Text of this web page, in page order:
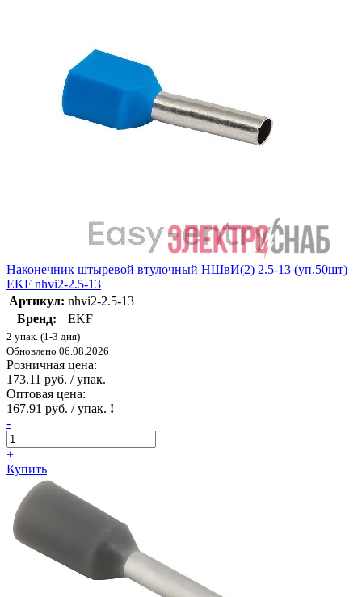
Наконечник штыревой втулочный НШвИ(2) 2.5-13 (уп.50шт)
EKF nhvi2-2.5-13
Артикул: nhvi2-2.5-13
Бренд:
EKF
2 упак. (1-3 дня)
Обновлено 06.08.2026
Розничная цена:
173.11 руб. / упак.
Оптовая цена:
167.91 руб. / упак. !
-
+
Купить